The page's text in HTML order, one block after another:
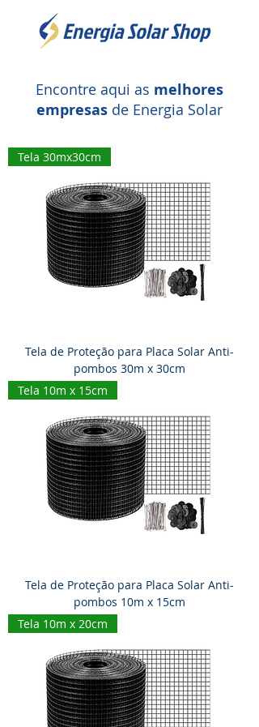
Encontre aqui as melhores
empresas de Energia Solar
Tela 30mx30cm
Tela de Proteção para Placa Solar Anti-
pombos 30m x 30cm
Tela 10m x 15cm
Tela de Proteção para Placa Solar Anti-
pombos 10m x 15cm
Tela 10m x 20cm